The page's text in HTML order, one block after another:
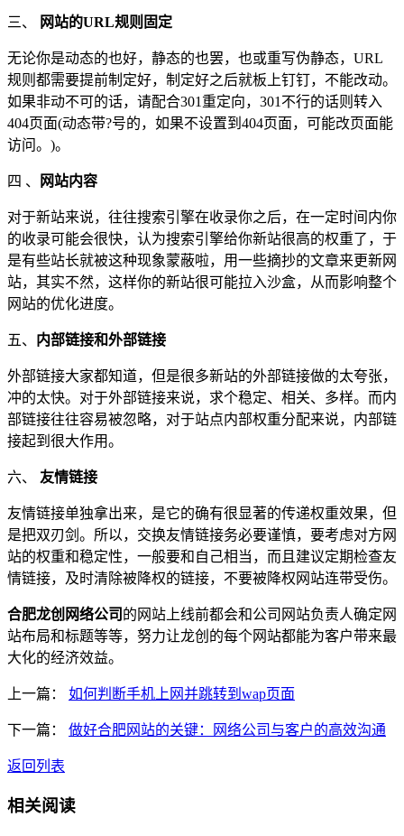
三、 网站的URL规则固定
无论你是动态的也好，静态的也罢，也或重写伪静态，URL
规则都需要提前制定好，制定好之后就板上钉钉，不能改动。
如果非动不可的话，请配合301重定向，301不行的话则转入
404页面(动态带?号的，如果不设置到404页面，可能改页面能
访问。)。
四 、 网站内容
对于新站来说，往往搜索引擎在收录你之后，在一定时间内你
的收录可能会很快，认为搜索引擎给你新站很高的权重了，于
是有些站长就被这种现象蒙蔽啦，用一些摘抄的文章来更新网
站，其实不然，这样你的新站很可能拉入沙盒，从而影响整个
网站的优化进度。
五、 内部链接和外部链接
外部链接大家都知道，但是很多新站的外部链接做的太夸张，
冲的太快。对于外部链接来说，求个稳定、相关、多样。而内
部链接往往容易被忽略，对于站点内部权重分配来说，内部链
接起到很大作用。
六、 友情链接
友情链接单独拿出来，是它的确有很显著的传递权重效果，但
是把双刃剑。所以，交换友情链接务必要谨慎，要考虑对方网
站的权重和稳定性，一般要和自己相当，而且建议定期检查友
情链接，及时清除被降权的链接，不要被降权网站连带受伤。
合肥龙创网络公司 的网站上线前都会和公司网站负责人确定网
站布局和标题等等，努力让龙创的每个网站都能为客户带来最
大化的经济效益。
上一篇： 如何判断手机上网并跳转到wap页面
下一篇： 做好合肥网站的关键：网络公司与客户的高效沟通
返回列表
相关阅读